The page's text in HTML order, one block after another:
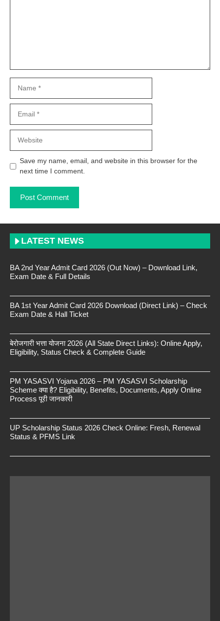
Save my name, email, and website in this browser for the
next time I comment.
LATEST NEWS
BA 2nd Year Admit Card 2026 (Out Now) – Download Link,
Exam Date & Full Details
BA 1st Year Admit Card 2026 Download (Direct Link) – Check
Exam Date & Hall Ticket
बेरोजगारी भत्ता योजना 2026 (All State Direct Links): Online Apply,
Eligibility, Status Check & Complete Guide
PM YASASVI Yojana 2026 – PM YASASVI Scholarship
Scheme क्या है? Eligibility, Benefits, Documents, Apply Online
Process पूरी जानकारी
UP Scholarship Status 2026 Check Online: Fresh, Renewal
Status & PFMS Link